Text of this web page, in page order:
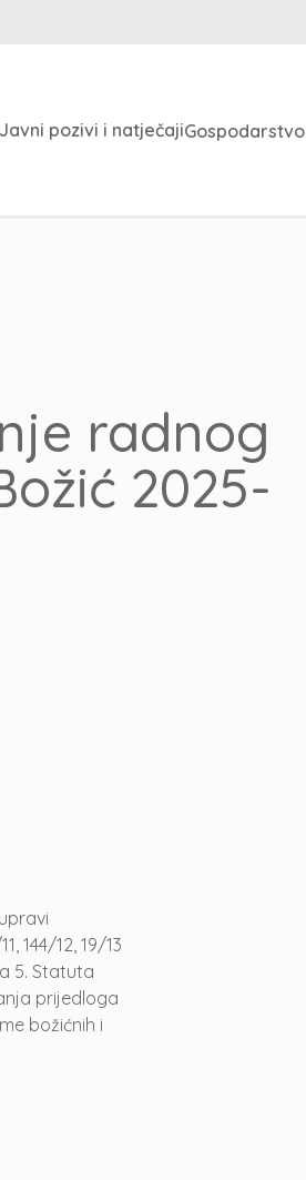
Javni pozivi i natječajiGospodarstvo
radnog
2025-
144/12, 19/13
5. Statuta
prijedloga
božićnih i